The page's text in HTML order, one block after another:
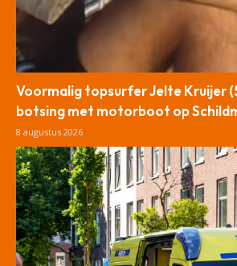
Voormalig topsurfer Jelte Kruijer
botsing met motorboot op
8 augustus 2026